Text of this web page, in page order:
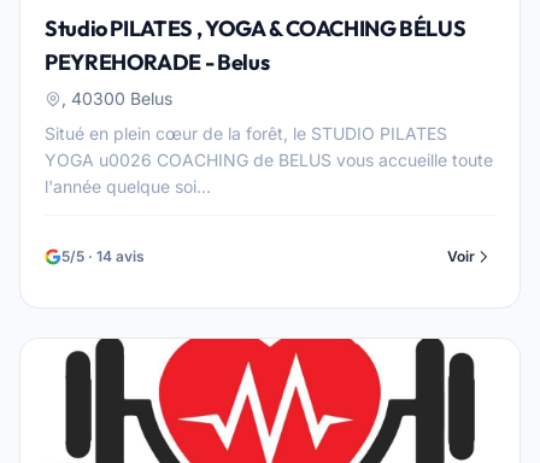
Studio PILATES , YOGA & COACHING BÉLUS
PEYREHORADE - Belus
, 40300 Belus
Situé en plein cœur de la forêt, le STUDIO PILATES
YOGA u0026 COACHING de BELUS vous accueille toute
l'année quelque soi...
5/5 · 14 avis Voir